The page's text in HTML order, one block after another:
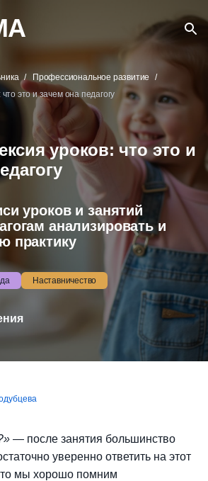
Профессиональное развитие
это и зачем она педагогу
уроков: что это и
уроков и занятий
анализировать и
практику
Наставничество
— после занятия большинство
уверенно ответить на этот
мы хорошо помним